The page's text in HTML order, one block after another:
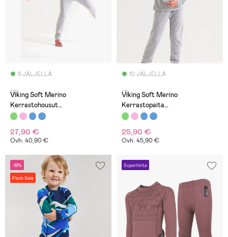
8 JÄLJELLÄ
(0)
Viking Soft Merino
Kerrastohousut
Merinovillasekoite,
27,90 €
Ovh: 40,90 €
10 JÄLJELLÄ
(1)
Viking Soft Merino
Kerrastopaita
Merinovillasekoite,
25,90 €
Ovh: 45,90 €
-19%
Flash Sale
Superhinta